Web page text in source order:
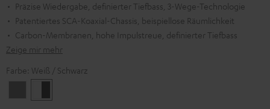
Präzise Wiedergabe, definierter Tiefbass, 3-Wege-Technologie
Patentiertes SCA-Koaxial-Chassis, beispiellose Räumlichkeit
Carbon-Membranen, hohe Impulstreue, definierter Tiefbass
Zeige mir mehr
Farbe: Weiß / Schwarz
/